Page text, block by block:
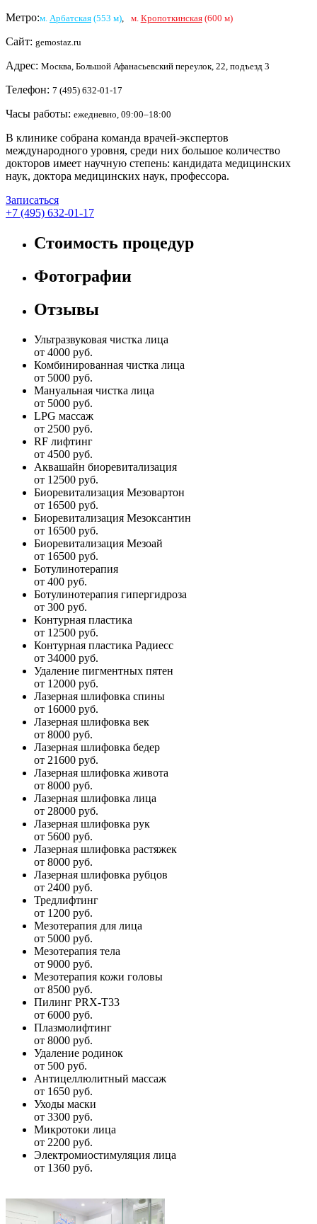
Метро:м. Арбатская (553 м) м. Кропоткинская(600 м)
Сайт: gemostaz.ru
Адрес: Москва, Большой Афанасьевский переулок, 22, подъезд 3
Телефон: 7 (495) 632-01-17
Часы работы: ежедневно, 09:00–18:00
В клинике собрана команда врачей-экспертов
международного уровня, среди них большое количество
докторов имеет научную степень: кандидата медицинских
наук, доктора медицинских наук, профессора.
Записаться
+7 (495) 632-01-17
Стоимость процедур
Фотографии
Отзывы
Ультразвуковая чистка лица
от 4000 руб.
Комбинированная чистка лица
от 5000 руб.
Мануальная чистка лица
от 5000 руб.
LPG массаж
от 2500 руб.
RF лифтинг
от 4500 руб.
Аквашайн биоревитализация
от 12500 руб.
Биоревитализация Мезовартон
от 16500 руб.
Биоревитализация Мезоксантин
от 16500 руб.
Биоревитализация Мезоай
от 16500 руб.
Ботулинотерапия
от 400 руб.
Ботулинотерапия гипергидроза
от 300 руб.
Контурная пластика
от 12500 руб.
Контурная пластика Радиесс
от 34000 руб.
Удаление пигментных пятен
от 12000 руб.
Лазерная шлифовка спины
от 16000 руб.
Лазерная шлифовка век
от 8000 руб.
Лазерная шлифовка бедер
от 21600 руб.
Лазерная шлифовка живота
от 8000 руб.
Лазерная шлифовка лица
от 28000 руб.
Лазерная шлифовка рук
от 5600 руб.
Лазерная шлифовка растяжек
от 8000 руб.
Лазерная шлифовка рубцов
от 2400 руб.
Тредлифтинг
от 1200 руб.
Мезотерапия для лица
от 5000 руб.
Мезотерапия тела
от 9000 руб.
Мезотерапия кожи головы
от 8500 руб.
Пилинг PRX-T33
от 6000 руб.
Плазмолифтинг
от 8000 руб.
Удаление родинок
от 500 руб.
Антицеллюлитный массаж
от 1650 руб.
Уходы маски
от 3300 руб.
Микротоки лица
от 2200 руб.
Электромиостимуляция лица
от 1360 руб.